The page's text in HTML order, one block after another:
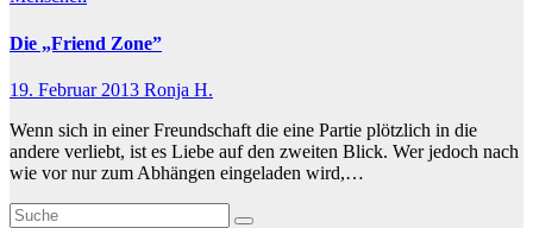
Die „Friend Zone”
19. Februar 2013 Ronja H.
Wenn sich in einer Freundschaft die eine Partie plötzlich in die
andere verliebt, ist es Liebe auf den zweiten Blick. Wer jedoch nach
wie vor nur zum Abhängen eingeladen wird,…